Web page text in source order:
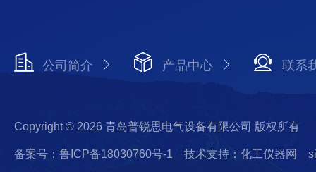
公司简介 产品中心 联系
Copyright © 2026 青岛普锐思电气设备有限公司 版权所有
备案号：鲁ICP备18030760号-1 技术支持：化工仪器网